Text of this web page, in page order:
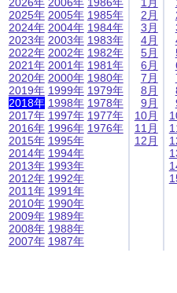
2025年
2024年
2023年
2022年
2021年
2020年
2019年
2018年
2017年
2016年
2015年
2014年
2013年
2012年
2011年
2010年
2009年
2008年
2007年
2005年
2004年
2003年
2002年
2001年
2000年
1999年
1998年
1997年
1996年
1995年
1994年
1993年
1992年
1991年
1990年
1989年
1988年
1987年
1985年
1984年
1983年
1982年
1981年
1980年
1979年
1978年
1977年
1976年
2月
3月
4月
5月
6月
7月
8月
9月
10月
11月
12月